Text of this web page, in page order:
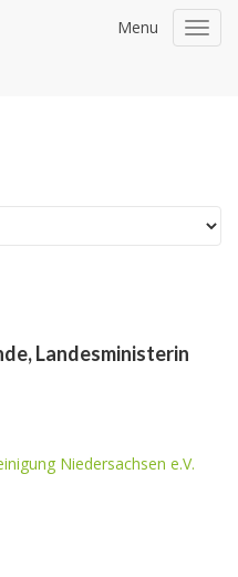
Menu
Landesministerin
Niedersachsen e.V.